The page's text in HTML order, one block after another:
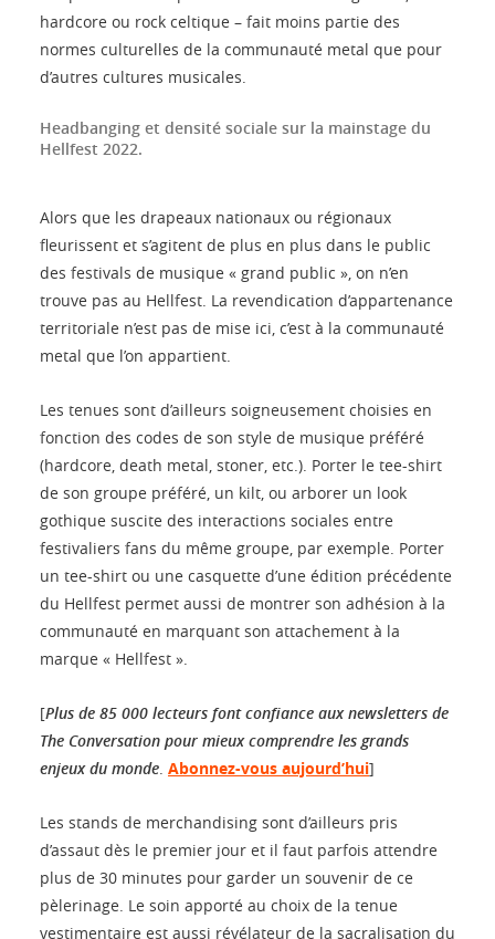
hardcore ou rock celtique – fait moins partie des
normes culturelles de la communauté metal que pour
d’autres cultures musicales.
Headbanging et densité sociale sur la mainstage du
Hellfest 2022.
Alors que les drapeaux nationaux ou régionaux
fleurissent et s’agitent de plus en plus dans le public
des festivals de musique « grand public », on n’en
trouve pas au Hellfest. La revendication d’appartenance
territoriale n’est pas de mise ici, c’est à la communauté
metal que l’on appartient.
Les tenues sont d’ailleurs soigneusement choisies en
fonction des codes de son style de musique préféré
(hardcore, death metal, stoner, etc.). Porter le tee-shirt
de son groupe préféré, un kilt, ou arborer un look
gothique suscite des interactions sociales entre
festivaliers fans du même groupe, par exemple. Porter
un tee-shirt ou une casquette d’une édition précédente
du Hellfest permet aussi de montrer son adhésion à la
communauté en marquant son attachement à la
marque « Hellfest ».
[Plus de 85 000 lecteurs font confiance aux newsletters de
The Conversation pour mieux comprendre les grands
enjeux du monde. Abonnez-vous aujourd’hui]
Les stands de merchandising sont d’ailleurs pris
d’assaut dès le premier jour et il faut parfois attendre
plus de 30 minutes pour garder un souvenir de ce
pèlerinage. Le soin apporté au choix de la tenue
vestimentaire est aussi révélateur de la sacralisation du